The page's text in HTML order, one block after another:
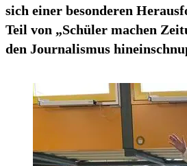
sich einer besonderen
Teil von „Schüler machen
den Journalismus